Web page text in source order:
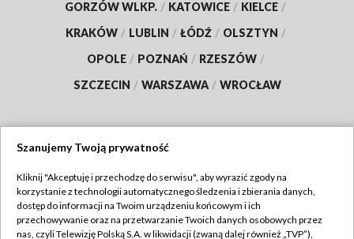
GORZÓW WLKP. / KATOWICE / KIELCE /
KRAKÓW / LUBLIN / ŁÓDŹ / OLSZTYN /
OPOLE / POZNAŃ / RZESZÓW /
SZCZECIN / WARSZAWA / WROCŁAW
TVP
Abonament TVP
Regulamin TVP
Szanujemy Twoją prywatność
Kliknij "Akceptuję i przechodzę do serwisu", aby wyrazić zgody na
korzystanie z technologii automatycznego śledzenia i zbierania danych,
dostęp do informacji na Twoim urządzeniu końcowym i ich
przechowywanie oraz na przetwarzanie Twoich danych osobowych przez
nas, czyli Telewizję Polską S.A. w likwidacji (zwaną dalej również „TVP”),